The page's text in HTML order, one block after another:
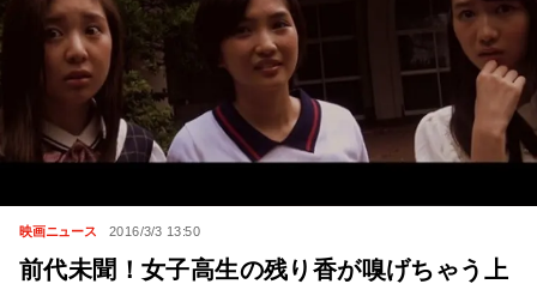
映画ニュース 2016/3/3 13:50
前代未聞！女子高生の残り香が嗅げちゃう上